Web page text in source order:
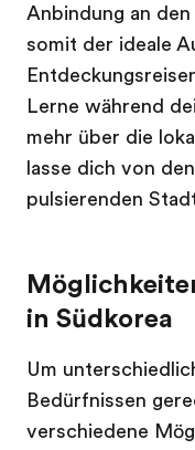
Anbindung an
somit der ideale
Lerne während
mehr über die
lasse dich von
pulsierenden
in Südkorea
Um
Bedürfnissen
verschiedene